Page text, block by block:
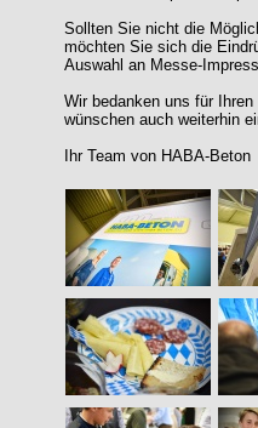
Sollten Sie nicht die
möchten Sie sich die
Auswahl an Messe-
Wir bedanken uns für
wünschen auch weiterhin
Ihr Team von HABA-Beton